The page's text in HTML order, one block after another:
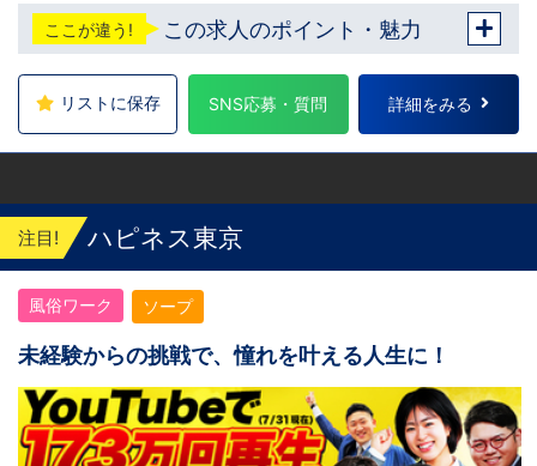
ここが違う! この求人のポイント・魅力
リストに保存 SNS応募・質問 詳細をみる
注目! ハピネス東京
風俗ワーク ソープ
未経験からの挑戦で、憧れを叶える人生に！